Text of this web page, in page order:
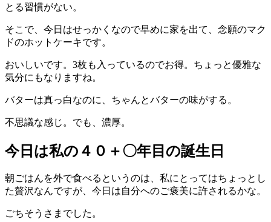
とる習慣がない。
そこで、今日はせっかくなので早めに家を出て、念願のマク
ドのホットケーキです。
おいしいです。3枚も入っているのでお得。ちょっと優雅な
気分にもなりますね。
バターは真っ白なのに、ちゃんとバターの味がする。
不思議な感じ。でも、濃厚。
今日は私の４０＋〇年目の誕生日
朝ごはんを外で食べるというのは、私にとってはちょっとし
た贅沢なんですが、今日は自分へのご褒美に許されるかな。
ごちそうさまでした。